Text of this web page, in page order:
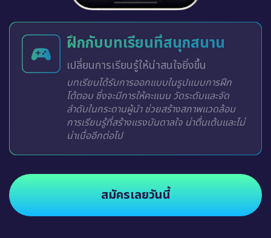
ฝึกกับบทเรียนที่สนุกสนาน
เปลี่ยนการเรียนรู้ให้น่าสนใจยิ่งขึ้น
บทเรียนได้รับการออกแบบในรูปแบบการฝึก
โต้ตอบ ซึ่งจะมีการให้คะแนน วัดระดับและจัด
ลำดับในกระดานผู้นำ ช่วยสร้างสภาพแวดล้อม
การเรียนรู้ที่สร้างแรงบันดาลใจ น่าตื่นเต้นและไม่
น่าเบื่ออีกต่อไป
สมัครเลยวันนี้